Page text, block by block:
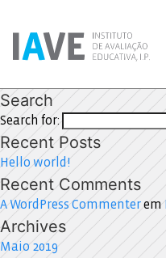
Search
Search for:
Recent Posts
Hello world!
Recent Comments
A WordPress Commenterem
Archives
Maio 2019